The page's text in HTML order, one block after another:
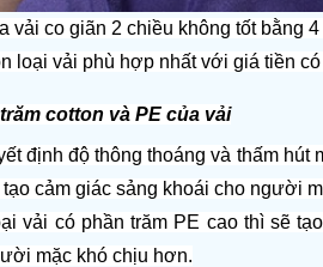
vải co giãn 2 chiều không tốt bằng
loại vải phù hợp nhất với giá tiền có
cotton và PE của vải
định độ thông thoáng và thấm hút
cảm giác sảng khoái cho người
vải có phần trăm PE cao thì sẽ
mặc khó chịu hơn.